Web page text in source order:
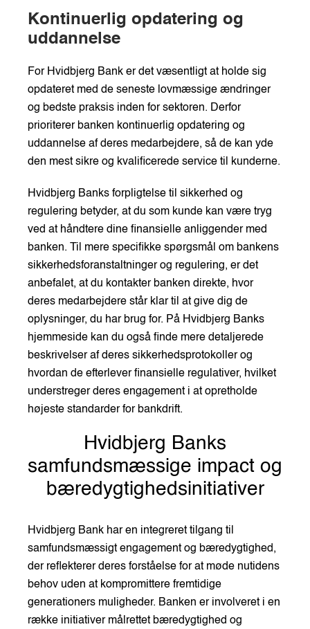
Kontinuerlig opdatering og
uddannelse
For Hvidbjerg Bank er det væsentligt at holde sig
opdateret med de seneste lovmæssige ændringer
og bedste praksis inden for sektoren. Derfor
prioriterer banken kontinuerlig opdatering og
uddannelse af deres medarbejdere, så de kan yde
den mest sikre og kvalificerede service til kunderne.
Hvidbjerg Banks forpligtelse til sikkerhed og
regulering betyder, at du som kunde kan være tryg
ved at håndtere dine finansielle anliggender med
banken. Til mere specifikke spørgsmål om bankens
sikkerhedsforanstaltninger og regulering, er det
anbefalet, at du kontakter banken direkte, hvor
deres medarbejdere står klar til at give dig de
oplysninger, du har brug for. På Hvidbjerg Banks
hjemmeside kan du også finde mere detaljerede
beskrivelser af deres sikkerhedsprotokoller og
hvordan de efterlever finansielle regulativer, hvilket
understreger deres engagement i at opretholde
højeste standarder for bankdrift.
Hvidbjerg Banks
samfundsmæssige impact og
bæredygtighedsinitiativer
Hvidbjerg Bank har en integreret tilgang til
samfundsmæssigt engagement og bæredygtighed,
der reflekterer deres forståelse for at møde nutidens
behov uden at kompromittere fremtidige
generationers muligheder. Banken er involveret i en
række initiativer målrettet bæredygtighed og